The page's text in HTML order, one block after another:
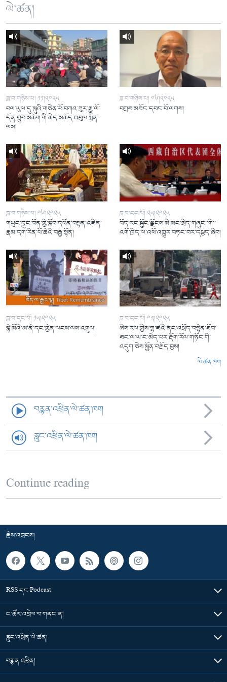
ལེ་ཚན།
ཟླ་བ་གཉིས་པ། ༡༡།༢༠༢༥
བལ་ཡུལ་དུ་སྐུའི་གཅེན་པོ་བཀའ་ཟུར་རྒྱ་ལོ་
དོན་གྲུབ་མཆོག་གི་ཆེད་མཆོད་འབུལ་སྨོན་
ལམ།
ཟླ་བ་གཉིས་པ། ༠༦།༢༠༢༥
བཀྲས་མཐོང་དབང་བོ་ལགས།
ཟླ་བ་གཉིས་པ། ༠༦།༢༠༢༥
གཡུང་དྲུང་བོན་གྱི་སློབ་དཔོན་བསྟན་འཛིན་
རྣམ་དག་རིན་པོ་ཆེའི་བརྒྱ་སྟོན།
ཟླ་བ་དང་པོ། ༢༥།༢༠༢༥
བོད་རང་སྐྱོང་ལྗོངས་མི་མང་སྲིད་གཞུང་་གི་་
འགོ་ཁྲིད་ལ་འཕོ་འགྱུར་བཏང་བར་དཔྱད་ཞིབ།
ཟླ་བ་དང་པོ། ༡༥།༢༠༢༥
སྙེ་མོའི་ཨ་ནེ་དང་གྱེན་ལངས་ལས་འགུལ།
ཟླ་བ་དང་པོ། ༠༣།༢༠༢༥
ཨིས་རལ་གྱིས་གྷ་ཛའི་ནང་འཕྲོད་བསྟེན་ཐོབ་
ཐང་ལ་ཡ་ང་མེད་པར་རྡོག་རོལ་གཏོང་གི་
འདུག་ཅེས་སྐྱོན་བརྗོད་བྱས།
ལེ་ཚན་ཁག
བརྙན་འཕྲིན་ལེ་ཚན་ཁག
རླུང་འཕྲིན་ལེ་ཚན་ཁག
Continue reading
རྗེས་འབྲངས།
RSS དང་Podcast
ང་ཚོར་འབྲེལ་བ་གནང་ན།
རླུང་འཕྲིན་ལེ་ཚན།
བརྙན་འཕྲིན།